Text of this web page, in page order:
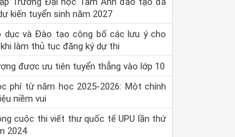
kiến tuyển sinh năm 2027
dục và Đào tạo công bố các lưu ý cho
làm thủ tục đăng ký dự thi
được ưu tiên tuyển thẳng vào lớp 10
phí từ năm học 2025-2026: Một chính
niềm vui
cuộc thi viết thư quốc tế UPU lần thứ
2024